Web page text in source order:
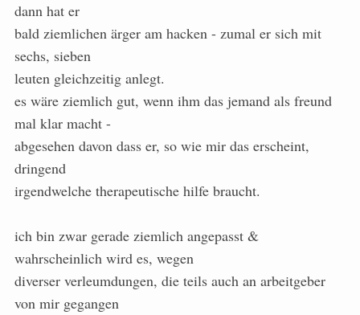
dann hat er
bald ziemlichen ärger am hacken - zumal er sich mit
sechs, sieben
leuten gleichzeitig anlegt.
es wäre ziemlich gut, wenn ihm das jemand als freund
mal klar macht -
abgesehen davon dass er, so wie mir das erscheint,
dringend
irgendwelche therapeutische hilfe braucht.
ich bin zwar gerade ziemlich angepasst &
wahrscheinlich wird es, wegen
diverser verleumdungen, die teils auch an arbeitgeber
von mir gegangen